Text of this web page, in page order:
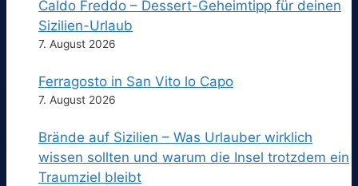
Caldo Freddo – Dessert-Geheimtipp für deinen
Sizilien-Urlaub
7. August 2026
Ferragosto in San Vito lo Capo
7. August 2026
Brände auf Sizilien – Was Urlauber wirklich
wissen sollten und warum die Insel trotzdem ein
Traumziel bleibt